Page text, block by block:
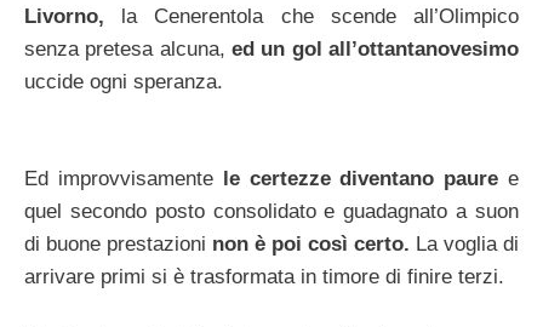
Livorno, la Cenerentola che scende all’Olimpico
senza pretesa alcuna, ed un gol all’ottantanovesimo
uccide ogni speranza.
Ed improvvisamente le certezze diventano paure e
quel secondo posto consolidato e guadagnato a suon
di buone prestazioni non è poi così certo. La voglia di
arrivare primi si è trasformata in timore di finire terzi.